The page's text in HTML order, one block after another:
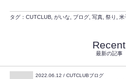
タグ： CUTCLUB がいな ブログ 写真 祭り 米
Recent
最新の記事
2022.06.12 / CUTCLUBブログ